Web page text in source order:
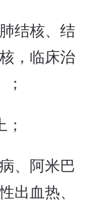
结核、结
，临床治
、阿米巴
出血热、